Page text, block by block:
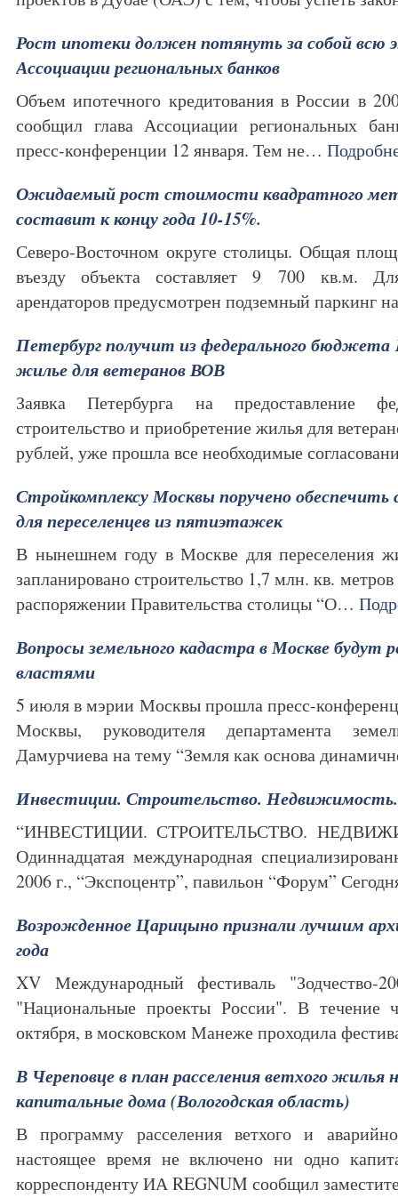
Рост ипотеки должен потянуть за собой всю
Ассоциации региональных банков
Объем ипотечного кредитования в России в
сообщил глава Ассоциации региональных
пресс-конференции 12 января. Тем не…
Ожидаемый рост стоимости квадратного
составит к концу года 10-15%.
Северо-Восточном округе столицы. Общая
въезду объекта составляет 9 700 кв.м.
арендаторов предусмотрен подземный паркинг
Петербург получит из федерального бюджета
жилье для ветеранов ВОВ
Заявка Петербурга на предоставление
строительство и приобретение жилья для
рублей, уже прошла все необходимые
Стройкомплексу Москвы поручено
для переселенцев из пятиэтажек
В нынешнем году в Москве для переселения
запланировано строительство 1,7 млн. кв.
распоряжении Правительства столицы “О…
Вопросы земельного кадастра в Москве будут
властями
5 июля в мэрии Москвы прошла пресс-
Москвы, руководителя департамента
Дамурчиева на тему “Земля как основа
Инвестиции. Строительство. Недвижимость.
“ИНВЕСТИЦИИ. СТРОИТЕЛЬСТВО.
Одиннадцатая международная
2006 г., “Экспоцентр”, павильон “Форум”
Возрожденное Царицыно признали лучшим
года
XV Международный фестиваль "Зодчество-
"Национальные проекты России". В
октября, в московском Манеже проходила
В Череповце в план расселения ветхого
капитальные дома (Вологодская область)
В программу расселения ветхого и
настоящее время не включено ни одно
корреспонденту ИА REGNUM сообщил